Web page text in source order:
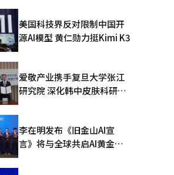
美国科技界反对限制中国开
源AI模型 黄仁勋力挺Kimi K3
爱敬产业携手复旦大学张江
研究院 深化韩中皮肤科研合
李在明发布《旧金山AI宣
言》将与全球共启AI黄金时